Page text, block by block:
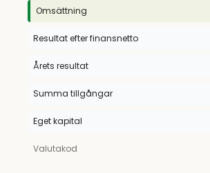
Omsättning
Resultat efter finansnetto
Årets resultat
Summa tillgångar
Eget kapital
Valutakod